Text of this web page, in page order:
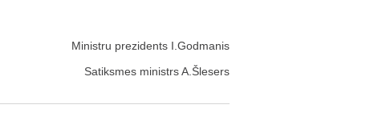
Ministru prezidents I.Godmanis
Satiksmes ministrs A.Šlesers